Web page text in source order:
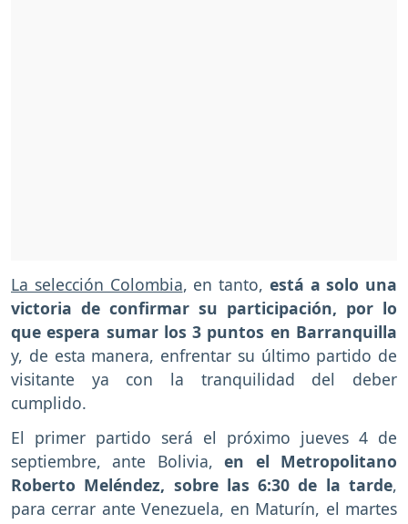
La selección Colombia, en tanto, está a solo una
victoria de confirmar su participación, por lo
que espera sumar los 3 puntos en Barranquilla
y, de esta manera, enfrentar su último partido de
visitante ya con la tranquilidad del deber
cumplido.
El primer partido será el próximo jueves 4 de
septiembre, ante Bolivia,en el Metropolitano
Roberto Meléndez, sobre las 6:30 de la tarde,
para cerrar ante Venezuela, en Maturín, el martes